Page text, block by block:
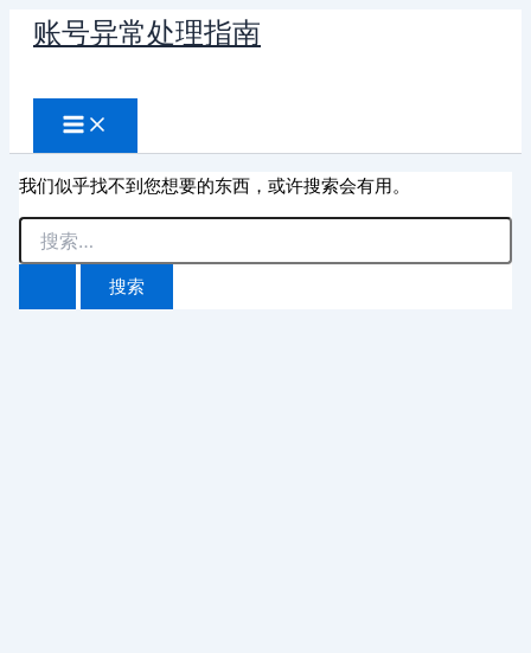
账号异常处理指南
索
我们似乎找不到您想要的东西，或许搜索会有用。
搜
索：